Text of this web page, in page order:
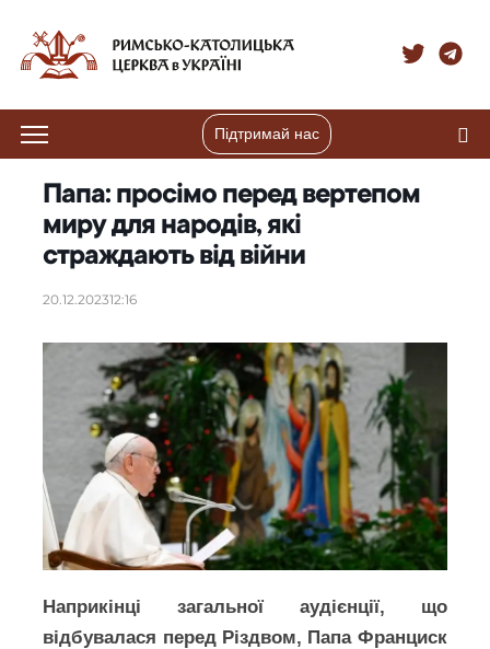
Підтримай нас
Папа: просімо перед вертепом
миру для народів, які
страждають від війни
20.12.202312:16
Наприкінці загальної аудієнції, що
відбувалася перед Різдвом, Папа Франциск